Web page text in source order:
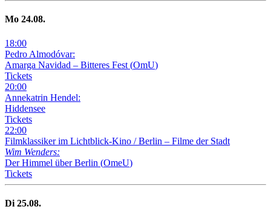
Mo 24.08.
18:00
Pedro Almodóvar:
Amarga Navidad – Bitteres Fest (OmU)
Tickets
20:00
Annekatrin Hendel:
Hiddensee
Tickets
22:00
Filmklassiker im Lichtblick-Kino /Berlin – Filme der Stadt
Wim Wenders:
Der Himmel über Berlin (OmeU)
Tickets
Di 25.08.